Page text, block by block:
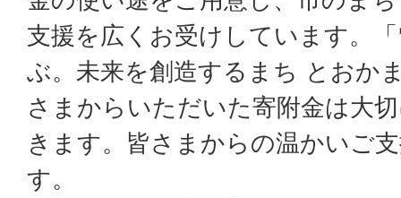
支援を広くお受けしています。
ぶ。未来を創造するまち とおか
さまからいただいた寄附金は大
きます。皆さまからの温かいご
す。